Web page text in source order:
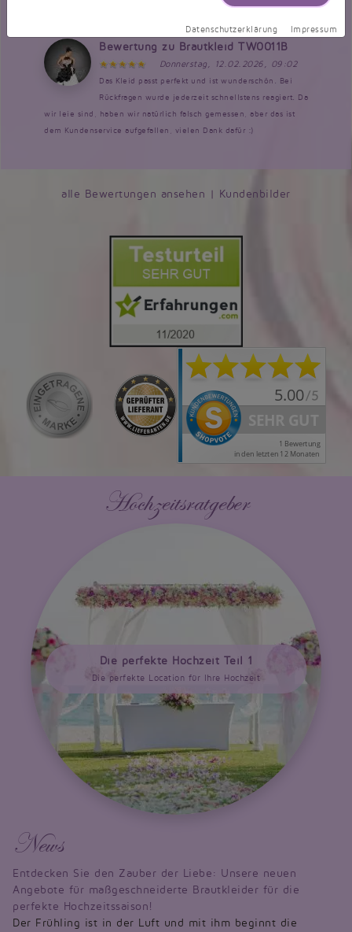
Bewertung zu Brautkleid TW0011B
Donnerstag, 12.02.2026, 09:02
Das Kleid passt perfekt und ist wunderschön. Bei
Rückfragen wurde jederzeit schnellstens reagiert. Da
wir leie sind, haben wir natürlich falsch gemessen, aber das ist
dem Kundenservice aufgefallen, vielen Dank dafür :)
alle Bewertungen ansehen | Kundenbilder
Hochzeitsratgeber
Die perfekte Hochzeit Teil 1
Die perfekte Location für Ihre Hochzeit
News
Entdecken Sie den Zauber der Liebe: Unsere neuen
Angebote für maßgeschneiderte Brautkleider für die
perfekte Hochzeitssaison!
Der Frühling ist in der Luft und mit ihm beginnt die
Datenschutzerklärung Impressum